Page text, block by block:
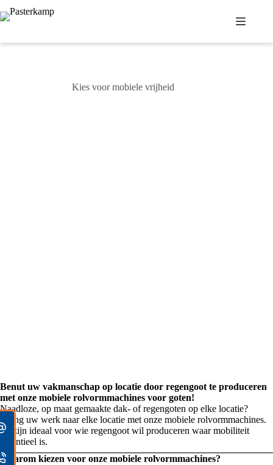
naar
Kies voor mobiele vrijheid
Benut uw vakmanschap op locatie door regengoot te produceren
met onze mobiele rolvormmachines voor goten!
Naadloze, op maat gemaakte dak- of regengoten op elke locatie?
Breng uw werk naar elke locatie met onze mobiele rolvormmachines.
Ze zijn ideaal voor wie regengoot wil produceren waar mobiliteit
essentieel is.
Waarom kiezen voor onze mobiele rolvormmachines?